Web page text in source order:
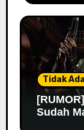
Tidak
Sudah